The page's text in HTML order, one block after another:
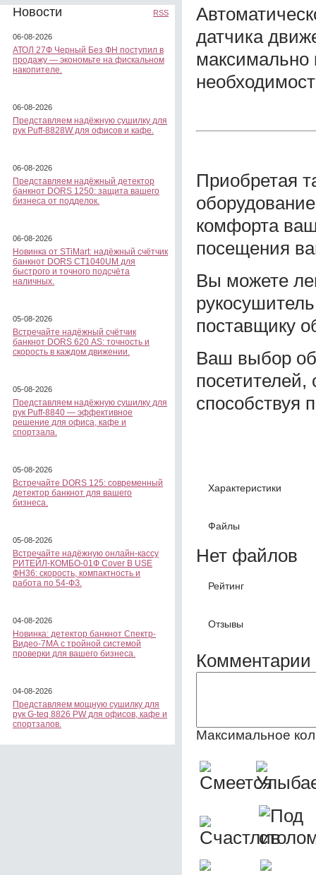
Новости RSS
06-08-2026
АТОЛ 27Ф Черный Без ФН поступил в
продажу — экономьте на фискальном
накопителе.
06-08-2026
Представляем надёжную сушилку для
рук Puff-8828W для офисов и кафе.
06-08-2026
Представляем надёжный детектор
банкнот DORS 1250: защита вашего
бизнеса от подделок.
06-08-2026
Новинка от STiMart: надёжный счётчик
банкнот DORS CT1040UM для
быстрого и точного подсчёта
наличных.
05-08-2026
Встречайте надёжный счётчик
банкнот DORS 620 АS: точность и
скорость в каждом движении.
05-08-2026
Представляем надёжную сушилку для
рук Puff-8840 — эффективное
решение для офиса, кафе и
спортзала.
05-08-2026
Встречайте DORS 125: современный
детектор банкнот для вашего
бизнеса.
05-08-2026
Встречайте надёжную онлайн-кассу
РИТЕЙЛ-КОМБО-01Ф Cover B USE
ФН36: скорость, компактность и
работа по 54-ФЗ.
04-08-2026
Новинка: детектор банкнот Спектр-
Видео-7МА с тройной системой
проверки для вашего бизнеса.
04-08-2026
Представляем мощную сушилку для
рук G-teq 8826 PW для офисов, кафе и
спортзалов.
датчика
Приобретая
комфорта
посещения
Вы можете
поставщику
Ваш выбор
способствуя
Характеристики
Файлы
Нет файлов
Рейтинг
Отзывы
Комментарии
Максимальное